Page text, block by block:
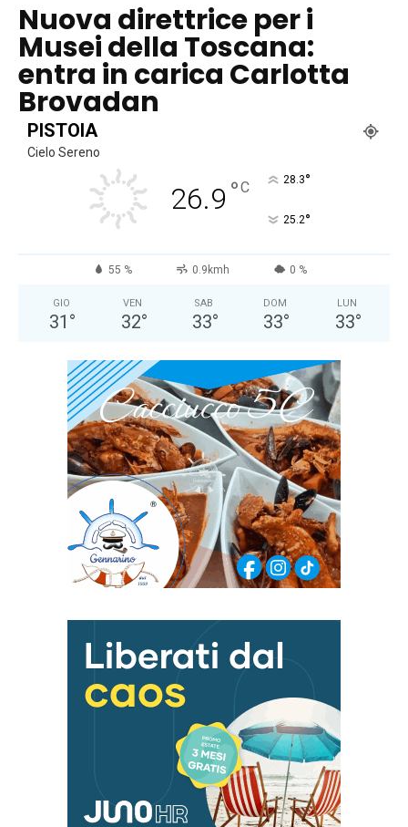
Nuova direttrice per i
Musei della Toscana:
entra in carica Carlotta
Brovadan
PISTOIA
Cielo Sereno
26.9 °C 28.3°
25.2°
55 % 0.9kmh 0 %
GIO
31 °
VEN
32°
SAB
33°
DOM
33°
LUN
33°